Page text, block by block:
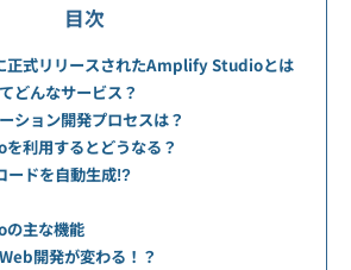
目次
正式リリースされたAmplify Studioとは
んなサービス？
ション開発プロセスは？
利用するとどうなる？
ードを自動生成!?
主な機能
開発が変わる！？